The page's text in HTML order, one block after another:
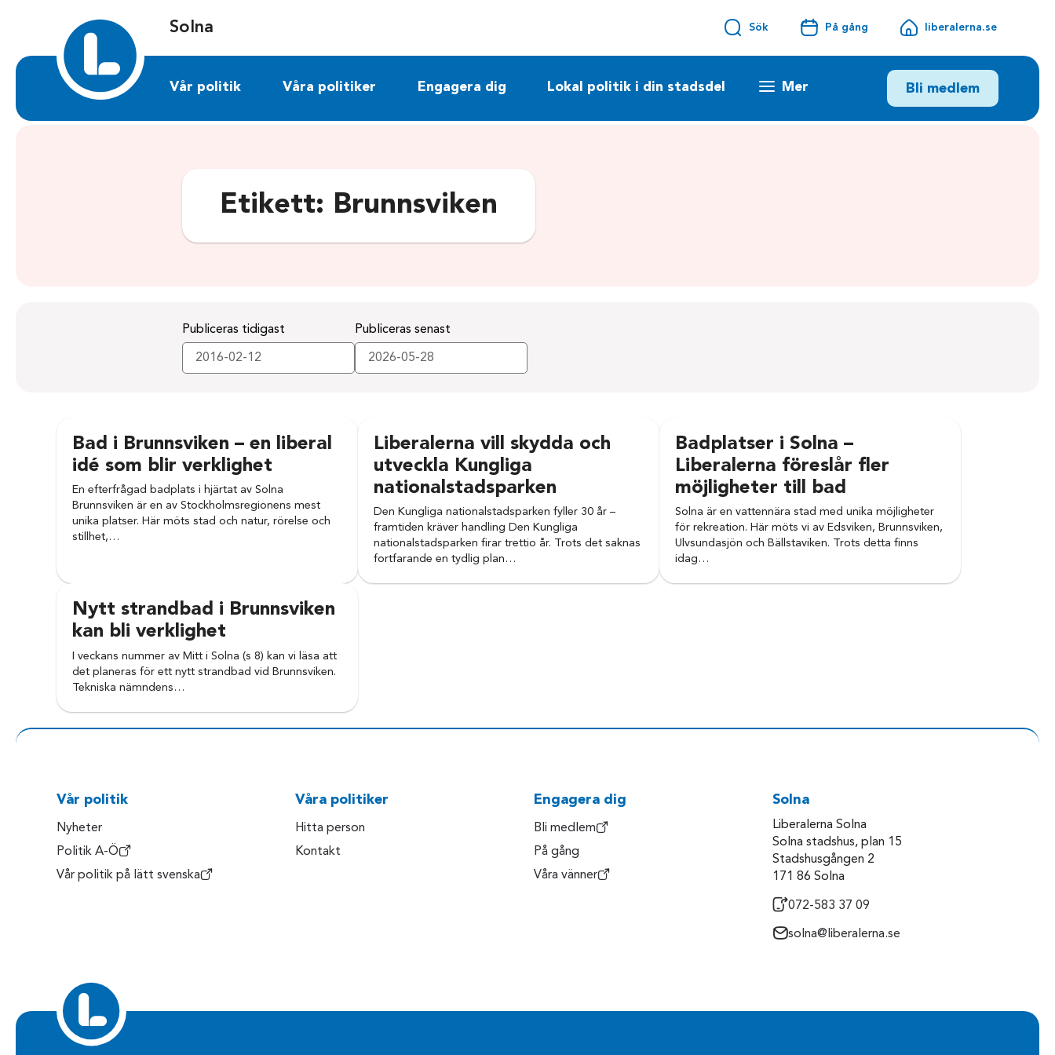
Solna Sök På gång liberalerna.se
Vår politik Våra politiker Engagera dig Lokal politik i din stadsdel Mer Bli medlem
Etikett: Brunnsviken
Publiceras tidigast Publiceras senast
Bad i Brunnsviken – en liberal
idé som blir verklighet
En efterfrågad badplats i hjärtat av Solna
Brunnsviken är en av Stockholmsregionens mest
unika platser. Här möts stad och natur, rörelse och
stillhet,…
Liberalerna vill skydda och
utveckla Kungliga
nationalstadsparken
Den Kungliga nationalstadsparken fyller 30 år –
framtiden kräver handling Den Kungliga
nationalstadsparken firar trettio år. Trots det saknas
fortfarande en tydlig plan…
Badplatser i Solna –
Liberalerna föreslår fler
möjligheter till bad
Solna är en vattennära stad med unika möjligheter
för rekreation. Här möts vi av Edsviken, Brunnsviken,
Ulvsundasjön och Bällstaviken. Trots detta finns
idag…
Nytt strandbad i Brunnsviken
kan bli verklighet
I veckans nummer av Mitt i Solna (s 8) kan vi läsa att
det planeras för ett nytt strandbad vid Brunnsviken.
Tekniska nämndens…
Vår politik
Nyheter
Politik A-Ö
Vår politik på lätt svenska
Våra politiker
Hitta person
Kontakt
Engagera dig
Bli medlem
På gång
Våra vänner
Solna
Liberalerna Solna
Solna stadshus, plan 15
Stadshusgången 2
171 86 Solna
072-583 37 09
solna@liberalerna.se